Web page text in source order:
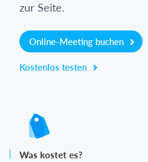
zur Seite.
Online-Meeting buchen
Kostenlos testen
Was kostet es?